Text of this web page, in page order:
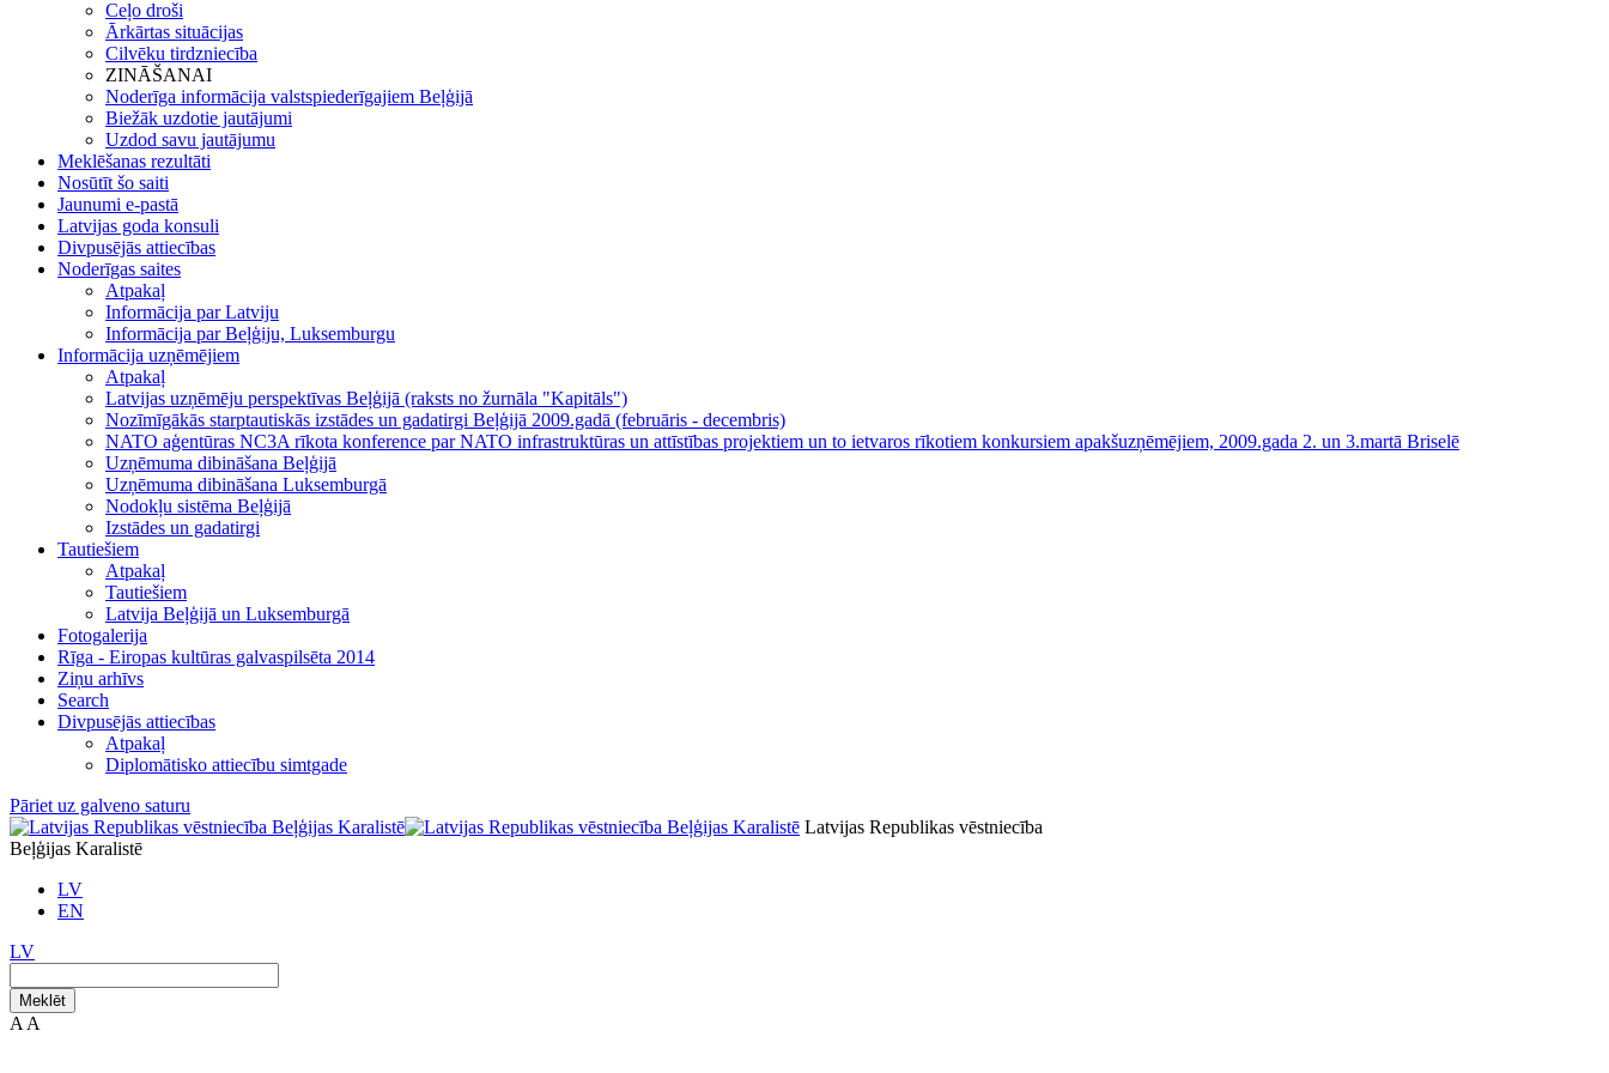
Ceļo droši
Ārkārtas situācijas
Cilvēku tirdzniecība
ZINĀŠANAI
Noderīga informācija valstspiederīgajiem Beļģijā
Biežāk uzdotie jautājumi
Uzdod savu jautājumu
Meklēšanas rezultāti
Nosūtīt šo saiti
Jaunumi e-pastā
Latvijas goda konsuli
Divpusējās attiecības
Noderīgas saites
Atpakaļ
Informācija par Latviju
Informācija par Beļģiju, Luksemburgu
Informācija uzņēmējiem
Atpakaļ
Latvijas uzņēmēju perspektīvas Beļģijā (raksts no žurnāla "Kapitāls")
Nozīmīgākās starptautiskās izstādes un gadatirgi Beļģijā 2009.gadā (februāris - decembris)
NATO aģentūras NC3A rīkota konference par NATO infrastruktūras un attīstības projektiem un to ietvaros rīkotiem konkursiem apakšuzņēmējiem, 2009.gada 2. un 3.martā Briselē
Uzņēmuma dibināšana Beļģijā
Uzņēmuma dibināšana Luksemburgā
Nodokļu sistēma Beļģijā
Izstādes un gadatirgi
Tautiešiem
Atpakaļ
Tautiešiem
Latvija Beļģijā un Luksemburgā
Fotogalerija
Rīga - Eiropas kultūras galvaspilsēta 2014
Ziņu arhīvs
Search
Divpusējās attiecības
Atpakaļ
Diplomātisko attiecību simtgade
Pāriet uz galveno saturu
Latvijas Republikas vēstniecība
Beļģijas Karalistē
LV
EN
LV
Meklēt
A A